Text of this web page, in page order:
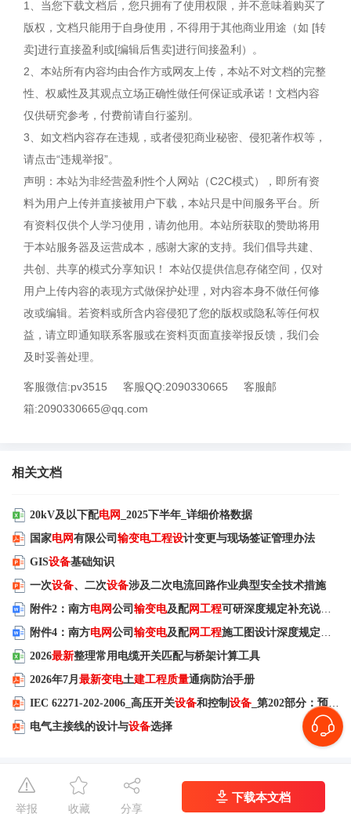
1、当您下载文档后，您只拥有了使用权限，并不意味着购买了
版权，文档只能用于自身使用，不得用于其他商业用途（如 [转
卖]进行直接盈利或[编辑后售卖]进行间接盈利）。
2、本站所有内容均由合作方或网友上传，本站不对文档的完整
性、权威性及其观点立场正确性做任何保证或承诺！文档内容
仅供研究参考，付费前请自行鉴别。
3、如文档内容存在违规，或者侵犯商业秘密、侵犯著作权等，
请点击“违规举报”。
声明：本站为非经营盈利性个人网站（C2C模式），即所有资
料为用户上传并直接被用户下载，本站只是中间服务平台。所
有资料仅供个人学习使用，请勿他用。本站所获取的赞助将用
于本站服务器及运营成本，感谢大家的支持。我们倡导共建、
共创、共享的模式分享知识！ 本站仅提供信息存储空间，仅对
用户上传内容的表现方式做保护处理，对内容本身不做任何修
改或编辑。若资料或所含内容侵犯了您的版权或隐私等任何权
益，请立即通知联系客服或在资料页面直接举报反馈，我们会
及时妥善处理。
客服微信:pv3515 客服QQ:2090330665
客服邮
箱:2090330665@qq.com
相关文档
20kV及以下配电网 _2025下半年_详细价格数据
国家电网有限公司 输变电工程设计变更与现场签证管理办法
GIS设备基础知识
一次设备、二次设备涉及二次电流回路作业典型安全技术措施
附件2：南方电网公司 输变电及配网工程可研深度规定补充说明（机械化施工及危大
附件4：南方电网公司 输变电及配网工程施工图设计深度规定补充说明（机械化施工及危大
2026最新整理常用电缆开关匹配与桥架计算工具
2026年7月 最新变电土建工程质量通病防治手册
IEC 62271-202-2006_高压开关设备和控制 设备 _第202部分：预制的高压／低压
电气主接线的设计与设备选择
举报 收藏 分享
下载本文档